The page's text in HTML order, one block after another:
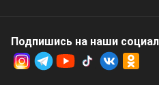
Подпишись на наши